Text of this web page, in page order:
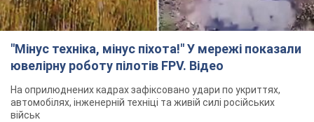
"Мінус техніка, мінус піхота!" У мережі показали
ювелірну роботу пілотів FPV. Відео
На оприлюднених кадрах зафіксовано удари по укриттях,
автомобілях, інженерній техніці та живій силі російських
військ